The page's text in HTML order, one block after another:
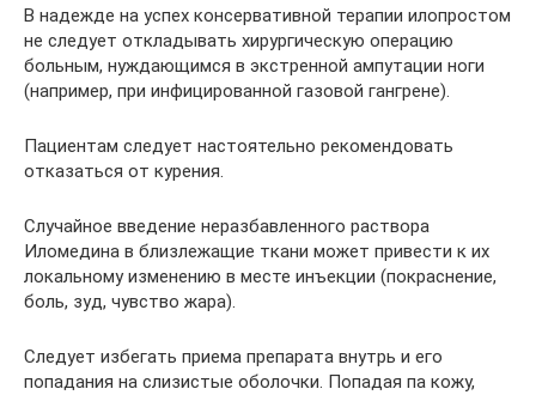
В надежде на успех консервативной терапии илопростом
не следует откладывать хирургическую операцию
больным, нуждающимся в экстренной ампутации ноги
(например, при инфицированной газовой гангрене).
Пациентам следует настоятельно рекомендовать
отказаться от курения.
Случайное введение неразбавленного раствора
Иломедина в близлежащие ткани может привести к их
локальному изменению в месте инъекции (покраснение,
боль, зуд, чувство жара).
Следует избегать приема препарата внутрь и его
попадания на слизистые оболочки. Попадая па кожу,